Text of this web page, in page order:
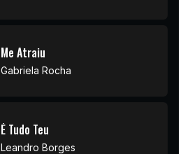
Me Atraiu
Gabriela Rocha
É Tudo Teu
Leandro Borges